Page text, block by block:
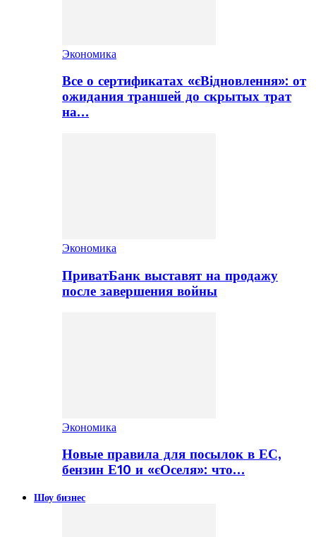
Экономика
Все о сертификатах «єВідновлення»: от
ожидания траншей до скрытых трат
на…
Экономика
ПриватБанк выставят на продажу
после завершения войны
Экономика
Новые правила для посылок в ЕС,
бензин Е10 и «єОселя»: что…
Шоу бизнес